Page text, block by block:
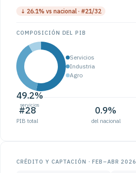
↓ 26.1% vs nacional · #21/32
COMPOSICIÓN DEL PIB
49.2%
servicios
Servicios
Industria
Agro
#28
PIB total
0.9%
del nacional
CRÉDITO Y CAPTACIÓN · FEB–ABR 2026